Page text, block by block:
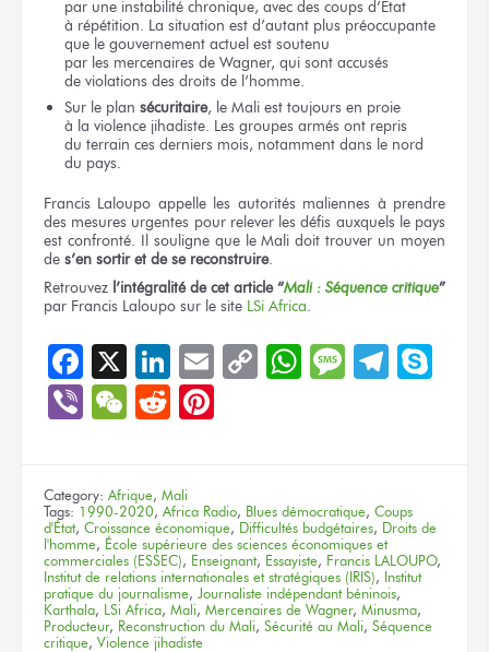
par une instabilité chronique, avecdes coups d’État
à répétition. La situation est d’autant plus préoccupante
que le gouvernement actuelest soutenu
par les mercenaires de Wagner, qui sont accusés
de violations des droits de l’homme.
Sur le plan sécuritaire, le Maliest toujours en proie
à la violence jihadiste. Les groupes armésont repris
du terrain ces derniers mois, notammentdans le nord
du pays.
Francis Laloupo appelle les autorités maliennes à prendre
des mesures urgentes pour relever les défis auxquels le pays
est confronté. Il souligne que le Mali doit trouver un moyen
de s’en sortir et de se reconstruire.
Retrouvez l’intégralitéde cet article “Mali : Séquence critique”
par Francis Laloupo sur le site LSi Africa.
Facebook
X LinkedIn
EmailCopyWhatsApp
Message
ViberWeChat
Reddit
Category: Afrique, Mali
Tags: 1990-2020, Africa Radio, Blues démocratique, Coups
d'État, Croissance économique, Difficultés budgétaires, Droits de
l'homme, École supérieure des sciences économiques et
commerciales (ESSEC), Enseignant, Essayiste, Francis LALOUPO,
Institut de relations internationales et stratégiques (IRIS), Institut
pratique du journalisme, Journaliste indépendant béninois,
Karthala, LSi Africa, Mali, Mercenaires de Wagner, Minusma,
Producteur, Reconstruction du Mali, Sécurité au Mali, Séquence
critique, Violence jihadiste